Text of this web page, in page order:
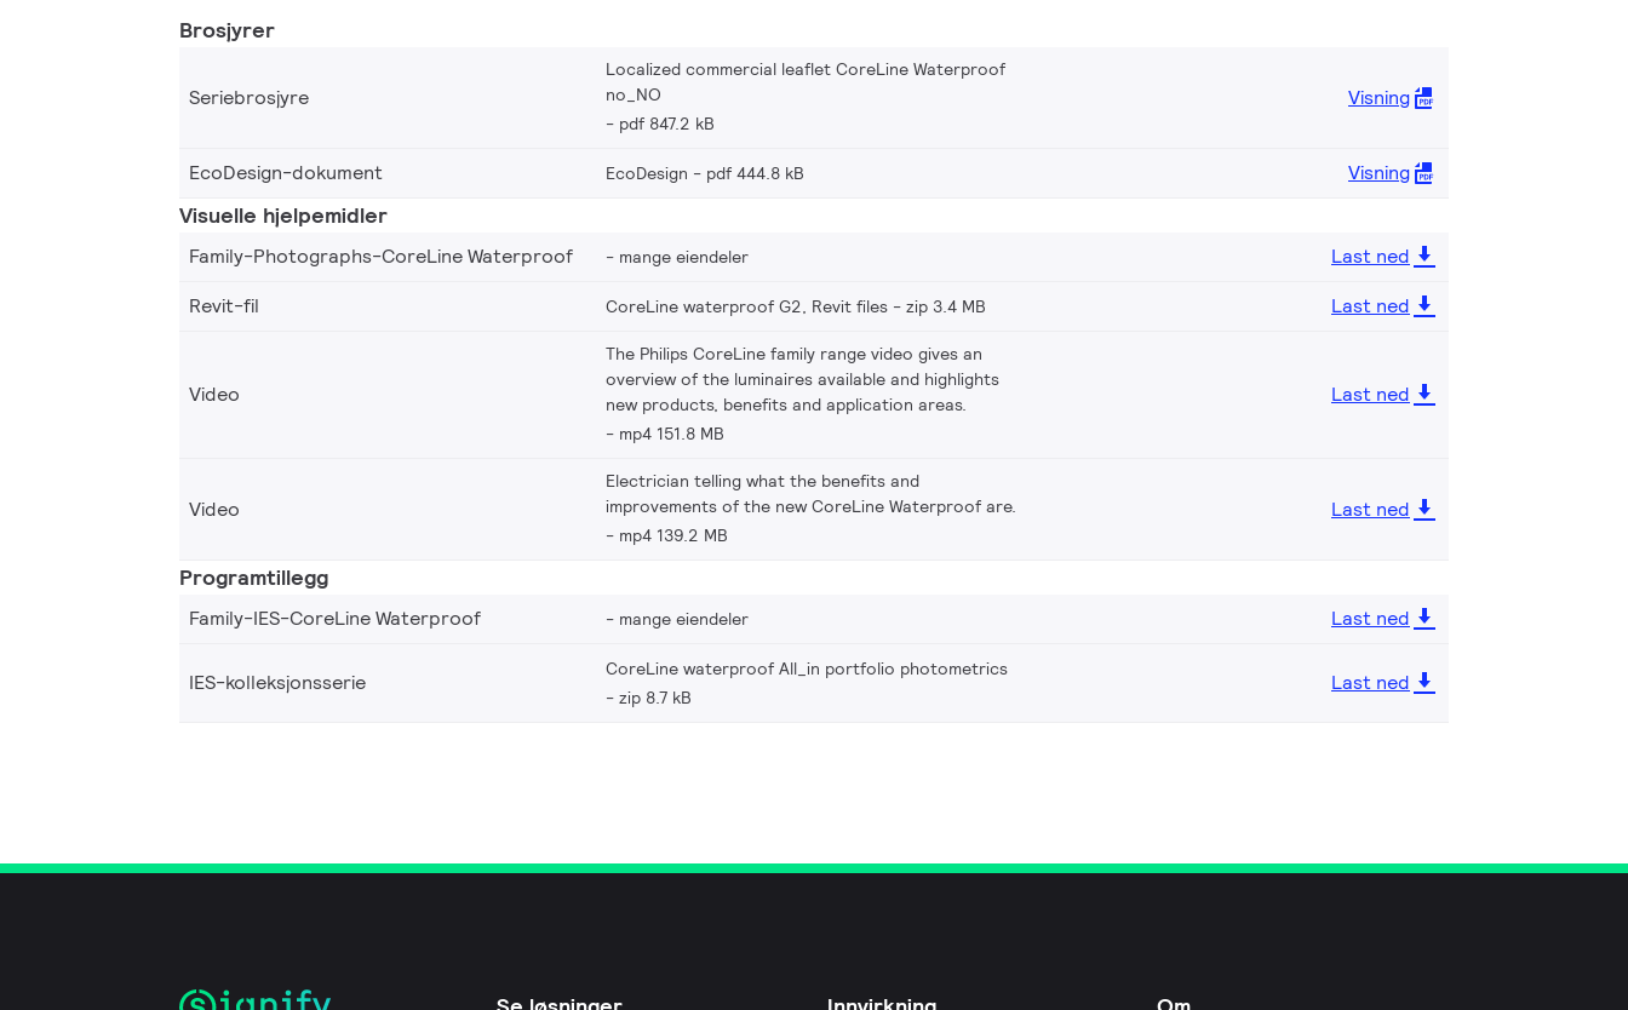
Brosjyrer
Seriebrosjyre
Localized commercial leaflet CoreLine Waterproof
no_NO
pdf 847.2 kB
Visning
EcoDesign-dokument EcoDesign pdf 444.8 kB Visning
Visuelle hjelpemidler
Family-Photographs-CoreLine Waterproof mange eiendeler
Last ned
Revit-fil
CoreLine waterproof G2, Revit files zip 3.4 MB Last ned
Video
The Philips CoreLine family range video gives an
overview of the luminaires available and highlights
new products, benefits and application areas.
mp4 151.8 MB
Last ned
Video
Electrician telling what the benefits and
improvements of the new CoreLine Waterproof are.
mp4 139.2 MB
Last ned
Programtillegg
Family-IES-CoreLine Waterproof mange eiendeler Last ned
IES-kolleksjonsserie
CoreLine waterproof All_in portfolio photometrics
zip 8.7 kB
Last ned